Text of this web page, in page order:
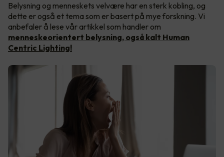
Belysning og menneskets velvære har en sterk kobling, og
dette er også et tema som er basert på mye forskning. Vi
anbefaler å lese vår artikkel som handler om
menneskeorientert belysning, også kalt Human
Centric Lighting!